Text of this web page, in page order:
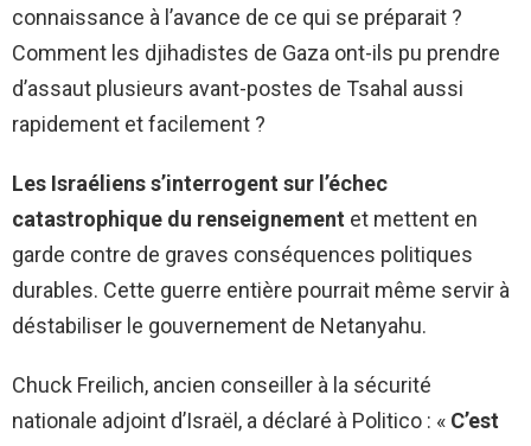
connaissance à l’avance de ce qui se préparait ?
Comment les djihadistes de Gaza ont-ils pu prendre
d’assaut plusieurs avant-postes de Tsahal aussi
rapidement et facilement ?
Les Israéliens s’interrogent sur l’échec
catastrophique du renseignement et mettent en
garde contre de graves conséquences politiques
durables. Cette guerre entière pourrait même servir à
déstabiliser le gouvernement de Netanyahu.
Chuck Freilich, ancien conseiller à la sécurité
nationale adjoint d’Israël, a déclaré à Politico : « C’est